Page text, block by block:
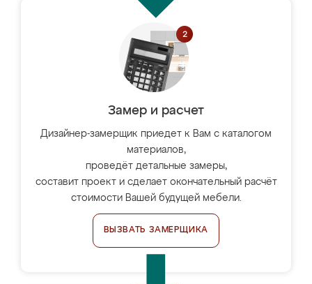
Замер и расчет
Дизайнер-замерщик приедет к Вам с каталогом
материалов,
проведёт детальные замеры,
составит проект и сделает окончательный расчёт
стоимости Вашей будущей мебели.
ВЫЗВАТЬ ЗАМЕРЩИКА